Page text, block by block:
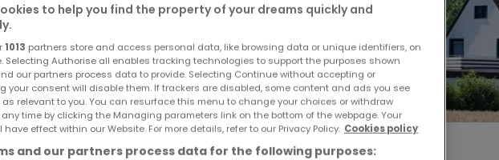
89.400 €
to help you find the property of your dreams quickly and
1013 partners store and access personal data, like browsing data or unique identifiers, on
Selecting Authorise all enables tracking technologies to support the purposes shown
our partners process data to provide. Selecting Continue without accepting or
your consent will disable them. If trackers are disabled, some content and ads you see
as relevant to you. You can resurface this menu to change your choices or withdraw
time by clicking the Managing parameters link on the bottom of the webpage. Your
have effect within our Website. For more details, refer to our Privacy Policy. Cookies policy
and our partners process data for the following purposes: